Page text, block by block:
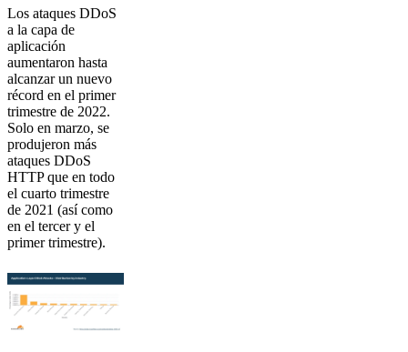
Los ataques DDoS
a la capa de
aplicación
aumentaron hasta
alcanzar un nuevo
récord en el primer
trimestre de 2022.
Solo en marzo, se
produjeron más
ataques DDoS
HTTP que en todo
el cuarto trimestre
de 2021 (así como
en el tercer y el
primer trimestre).